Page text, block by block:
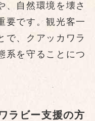
、自然環境を壊さ
要です。観光客一
で、クアッカワラ
系を守ることにつ
ラビー支援の方